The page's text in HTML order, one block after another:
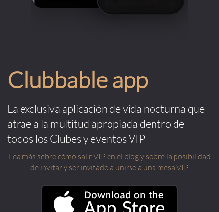
Clubbable app
La exclusiva aplicación de vida nocturna que
atrae a la multitud apropiada dentro de
todos los Clubes y eventos VIP
Lea más sobre cómo salir VIP en el blog y sobre la posibilidad
de invitar y ser invitado a unirse a una mesa VIP.